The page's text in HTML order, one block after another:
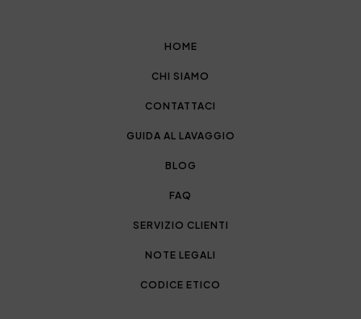
HOME
CHI SIAMO
CONTATTACI
GUIDA AL LAVAGGIO
BLOG
FAQ
SERVIZIO CLIENTI
NOTE LEGALI
CODICE ETICO